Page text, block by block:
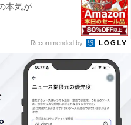
きない」といったコメン
っては、水を飲んでしま
本気が...
Recommended by